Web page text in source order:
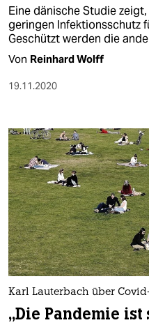
Eine dänische Studie
geringen Infektions­schutz
Geschützt werden die
Von Reinhard Wolff
19.11.2020
Karl Lauterbach über
„Die Pandemie